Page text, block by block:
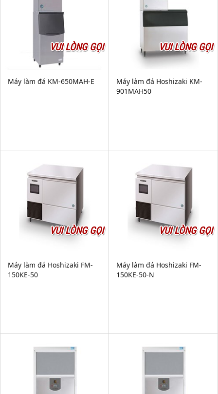
VUI LÒNG GỌI
Máy làm đá KM-650MAH-E
VUI LÒNG GỌI
Máy làm đá Hoshizaki KM-
901MAH50
VUI LÒNG GỌI
Máy làm đá Hoshizaki FM-
150KE-50
VUI LÒNG GỌI
Máy làm đá Hoshizaki FM-
150KE-50-N